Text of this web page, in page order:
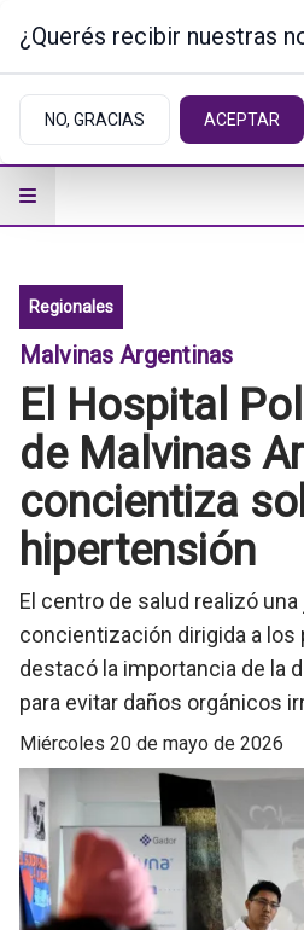
Regionales
Malvinas Argentinas
El Hospital
de Malvinas
concientiza
hipertensión
El centro de salud realizó una
concientización dirigida a los
destacó la importancia de la
para evitar daños orgánicos
miércoles 20 de mayo de 2026
¿Querés recibir nuestras
NO, GRACIAS ACEPTAR